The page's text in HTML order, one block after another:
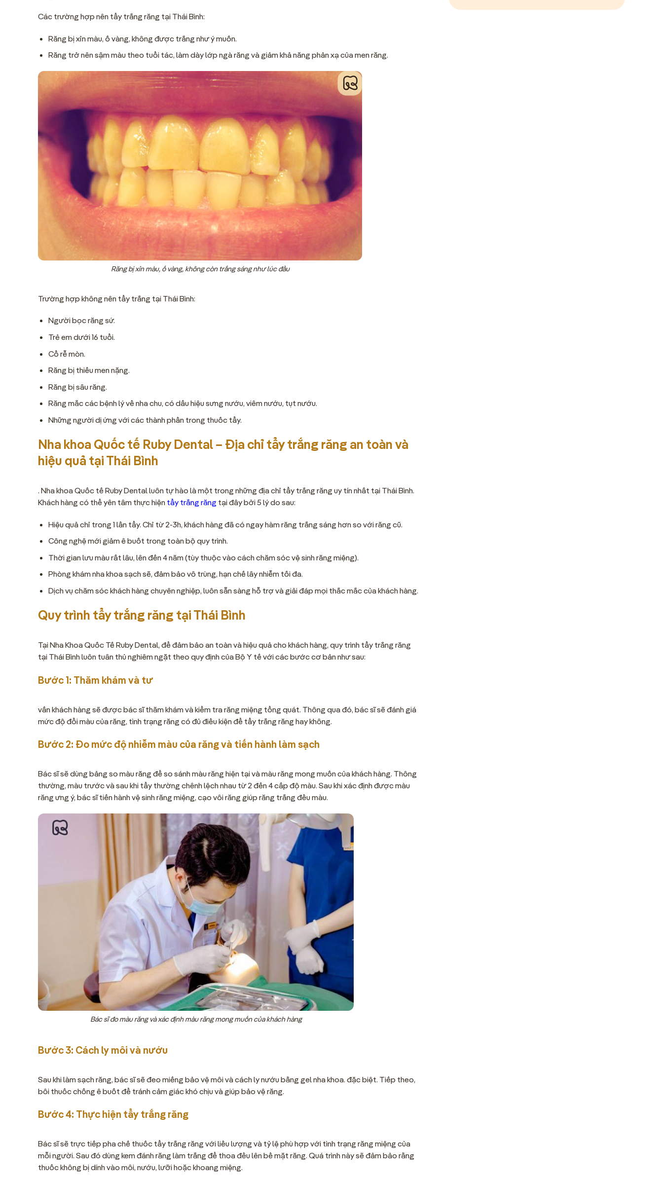
Các trường hợp nên tẩy trắng răng tại Thái Bình:
Răng bị xỉn màu, ố vàng, không được trắng như ý muốn.
Răng trở nên sậm màu theo tuổi tác, làm dày lớp ngà răng và giảm khả năng phản xạ của men răng.
Răng bị xỉn màu, ố vàng, không còn trắng sáng như lúc đầu
Trường hợp không nên tẩy trắng tại Thái Bình:
Người bọc răng sứ.
Trẻ em dưới 16 tuổi.
Cổ rễ mòn.
Răng bị thiếu men nặng.
Răng bị sâu răng.
Răng mắc các bệnh lý về nha chu, có dấu hiệu sưng nướu, viêm nướu, tụt nướu.
Những người dị ứng với các thành phần trong thuốc tẩy.
Nha khoa Quốc tế Ruby Dental – Địa chỉ tẩy trắng răng an toàn và
hiệu quả tại Thái Bình
. Nha khoa Quốc tế Ruby Dental luôn tự hào là một trong những địa chỉ tẩy trắng răng uy tín nhất tại Thái Bình.
Khách hàng có thể yên tâm thực hiện tẩy trắng răng tại đây bởi 5 lý do sau:
Hiệu quả chỉ trong 1 lần tẩy. Chỉ từ 2-3h, khách hàng đã có ngay hàm răng trắng sáng hơn so với răng cũ.
Công nghệ mới giảm ê buốt trong toàn bộ quy trình.
Thời gian lưu màu rất lâu, lên đến 4 năm (tùy thuộc vào cách chăm sóc vệ sinh răng miệng).
Phòng khám nha khoa sạch sẽ, đảm bảo vô trùng, hạn chế lây nhiễm tối đa.
Dịch vụ chăm sóc khách hàng chuyên nghiệp, luôn sẵn sàng hỗ trợ và giải đáp mọi thắc mắc của khách hàng.
Quy trình tẩy trắng răng tại Thái Bình
Tại Nha Khoa Quốc Tế Ruby Dental, để đảm bảo an toàn và hiệu quả cho khách hàng, quy trình tẩy trắng răng
tại Thái Bình luôn tuân thủ nghiêm ngặt theo quy định của Bộ Y tế với các bước cơ bản như sau:
Bước 1: Thăm khám và tư
vấn khách hàng sẽ được bác sĩ thăm khám và kiểm tra răng miệng tổng quát. Thông qua đó, bác sĩ sẽ đánh giá
mức độ đổi màu của răng, tình trạng răng có đủ điều kiện để tẩy trắng răng hay không.
Bước 2: Đo mức độ nhiễm màu của răng và tiến hành làm sạch
Bác sĩ sẽ dùng bảng so màu răng để so sánh màu răng hiện tại và màu răng mong muốn của khách hàng. Thông
thường, màu trước và sau khi tẩy thường chênh lệch nhau từ 2 đến 4 cấp độ màu. Sau khi xác định được màu
răng ưng ý, bác sĩ tiến hành vệ sinh răng miệng, cạo vôi răng giúp răng trắng đều màu.
Bác sĩ đo màu răng và xác định màu răng mong muốn của khách hàng
Bước 3: Cách ly môi và nướu
Sau khi làm sạch răng, bác sĩ sẽ đeo miếng bảo vệ môi và cách ly nướu bằng gel nha khoa. đặc biệt. Tiếp theo,
bôi thuốc chống ê buốt để tránh cảm giác khó chịu và giúp bảo vệ răng.
Bước 4: Thực hiện tẩy trắng răng
Bác sĩ sẽ trực tiếp pha chế thuốc tẩy trắng răng với liều lượng và tỷ lệ phù hợp với tình trạng răng miệng của
mỗi người. Sau đó dùng kem đánh răng làm trắng để thoa đều lên bề mặt răng. Quá trình này sẽ đảm bảo rằng
thuốc không bị dính vào môi, nướu, lưỡi hoặc khoang miệng.